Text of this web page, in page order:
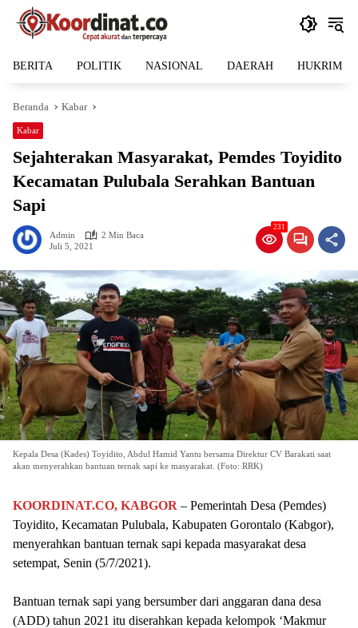
Langsung
BERITA POLITIK NASIONAL DAERAH HUKRIM
Beranda Kabar
Kabar
Sejahterakan Masyarakat, Pemdes Toyidito
Kecamatan Pulubala Serahkan Bantuan
Sapi
Admin
2 Min Baca
Juli 5, 2021
231
Kepala Desa (Kades) Toyidito, Abdul Hamid Yantu bersama Direktur CV Barakati saat
akan menyerahkan bantuan ternak sapi ke masyarakat. (Foto: RRK)
KOORDINAT.CO, KABGOR – Pemerintah Desa (Pemdes)
Toyidito, Kecamatan Pulubala, Kabupaten Gorontalo (Kabgor),
menyerahkan bantuan ternak sapi kepada masyarakat desa
setempat, Senin (5/7/2021).
Bantuan ternak sapi yang bersumber dari anggaran dana desa
(ADD) tahun 2021 itu diserahkan kepada kelompok ‘Makmur